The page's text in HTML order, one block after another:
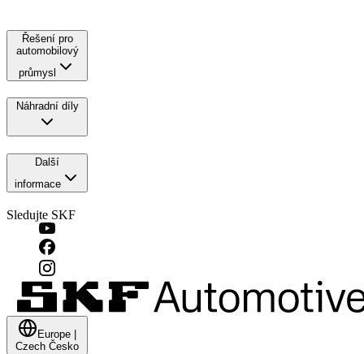
Řešení pro
automobilový
průmysl
Náhradní díly
Další
informace
Sledujte SKF
Europe
Czech Česko